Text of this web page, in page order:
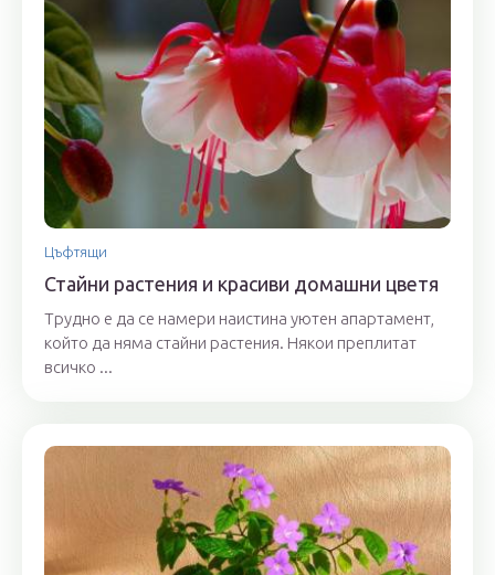
Цъфтящи
Стайни растения и красиви домашни цветя
Трудно е да се намери наистина уютен апартамент,
който да няма стайни растения. Някои преплитат
всичко ...